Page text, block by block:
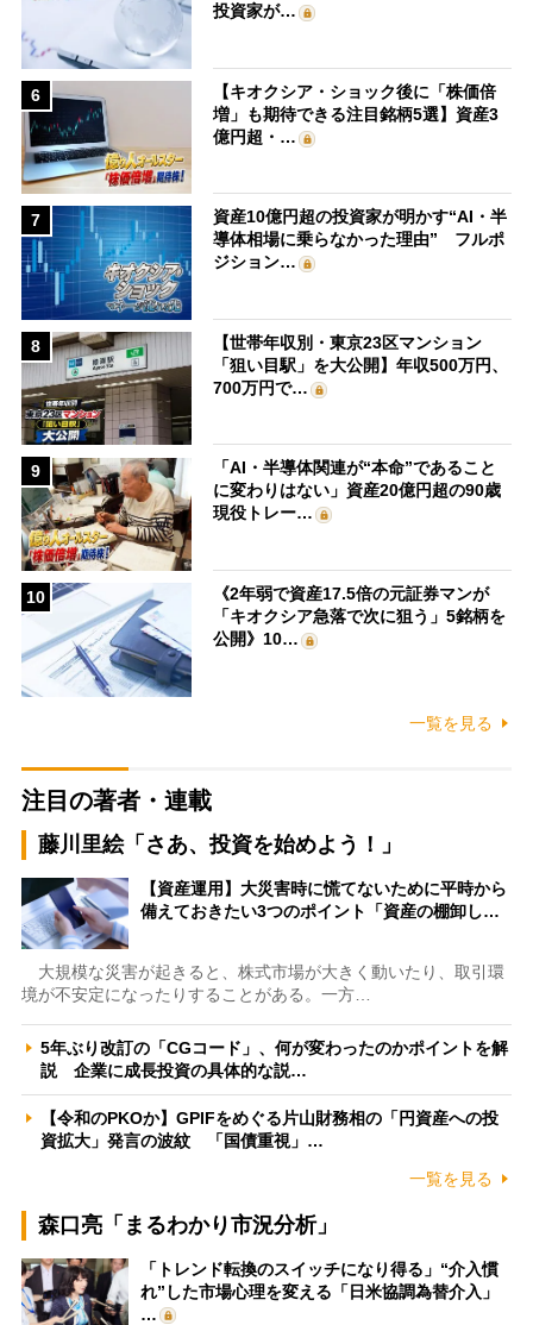
投資家が…
6
【キオクシア・ショック後に「株価倍
増」も期待できる注目銘柄5選】資産3
億円超・…
7
資産10億円超の投資家が明かす“AI・半
導体相場に乗らなかった理由” フルポ
ジション…
8
【世帯年収別・東京23区マンション
「狙い目駅」を大公開】年収500万円、
700万円で…
9
「AI・半導体関連が“本命”であること
に変わりはない」資産20億円超の90歳
現役トレー…
10
《2年弱で資産17.5倍の元証券マンが
「キオクシア急落で次に狙う」5銘柄を
公開》10…
一覧を見る
注目の著者・連載
藤川里絵「さあ、投資を始めよう！」
【資産運用】大災害時に慌てないために平時から
備えておきたい3つのポイント「資産の棚卸し…
大規模な災害が起きると、株式市場が大きく動いたり、取引環
境が不安定になったりすることがある。一方…
5年ぶり改訂の「CGコード」、何が変わったのかポイントを解
説 企業に成長投資の具体的な説…
【令和のPKOか】GPIFをめぐる片山財務相の「円資産への投
資拡大」発言の波紋 「国債重視」…
一覧を見る
森口亮「まるわかり市況分析」
「トレンド転換のスイッチになり得る」“介入慣
れ”した市場心理を変える「日米協調為替介入」
…